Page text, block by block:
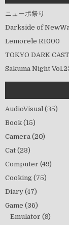
ニューポ祭り
Darkside of
Lemorele R1000
TOKYO DARK
Sakuma Night
AudioVisual (35)
Book (15)
Camera (20)
Cat (23)
Computer (49)
Cooking (75)
Diary (47)
Game (36)
Emulator (9)